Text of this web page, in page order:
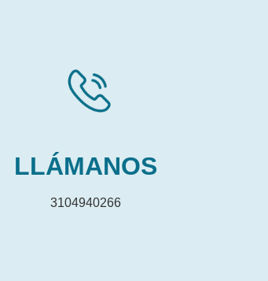
LLÁMANOS
3104940266